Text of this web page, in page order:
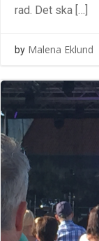
rad. Det ska […]
by Malena Eklund